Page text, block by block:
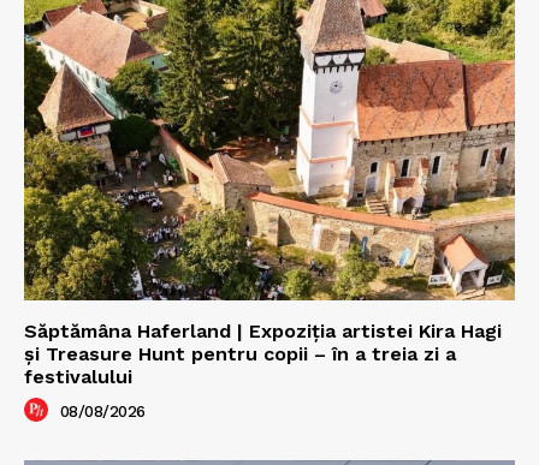
Săptămâna Haferland | Expoziţia artistei Kira Hagi
şi Treasure Hunt pentru copii – în a treia zi a
festivalului
08/08/2026